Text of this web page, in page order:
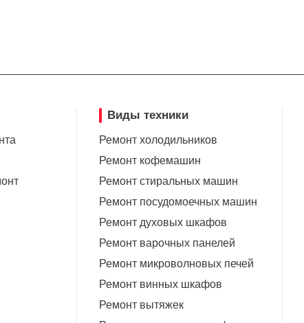
Виды техники
Ремонт холодильников
Ремонт кофемашин
Ремонт стиральных машин
Ремонт посудомоечных машин
Ремонт духовых шкафов
Ремонт варочных панелей
Ремонт микроволновых печей
Ремонт винных шкафов
Ремонт вытяжек